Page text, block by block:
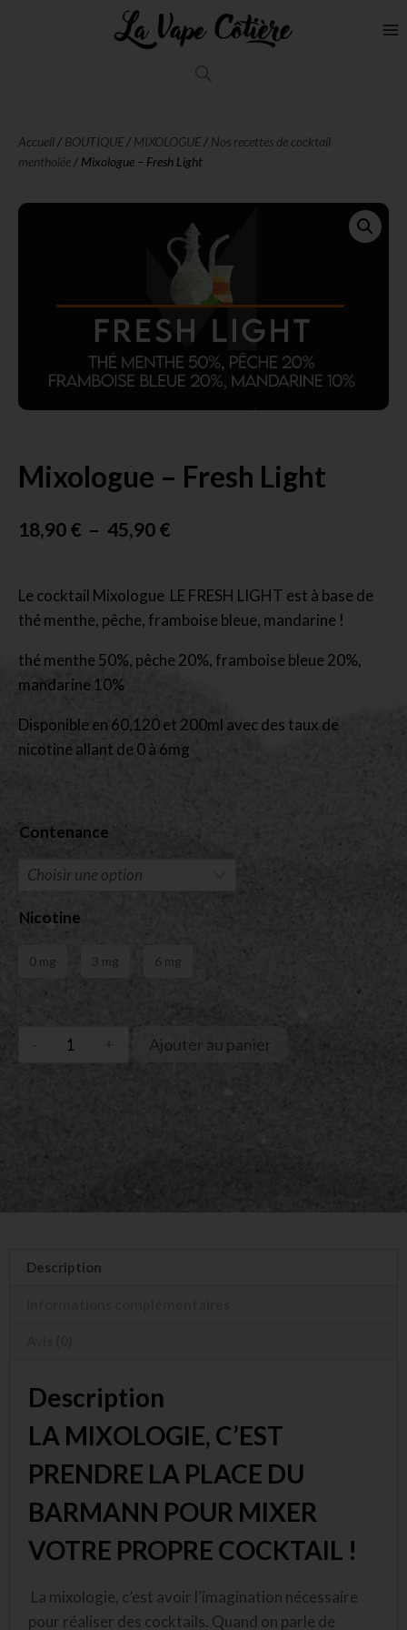
Accueil/ BOUTIQUE/ MIXOLOGUE/ Nos recettes de cocktail
mentholée/ Mixologue – Fresh Light
Mixologue – Fresh Light
18,90€ – 45,90€
Le cocktail Mixologue LE FRESH LIGHT est à base de
thé menthe, pêche, framboise bleue, mandarine !
thé menthe 50%, pêche 20%, framboise bleue 20%,
mandarine 10%
Disponible en 60,120 et 200ml avec des taux de
nicotine allant de 0 à 6mg
Contenance
Nicotine
0 mg 3 mg 6 mg
Ajouter au panier
Description
Description
LA MIXOLOGIE, C’EST
PRENDRE LA PLACE DU
BARMANN POUR MIXER
VOTRE PROPRE COCKTAIL !
La mixologie, c’est avoir l’imagination nécessaire
pour réaliser des cocktails. Quand on parle de